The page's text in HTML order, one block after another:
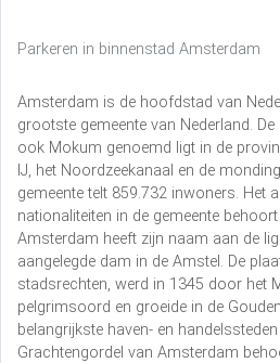
Parkeren in binnenstad Amsterdam
Amsterdam is de hoofdstad van
grootste gemeente van Nederland.
ook Mokum genoemd ligt in de
IJ, het Noordzeekanaal en de
gemeente telt 859.732 inwoners. Het
nationaliteiten in de gemeente
Amsterdam heeft zijn naam aan de
aangelegde dam in de Amstel. De
stadsrechten, werd in 1345 door het
pelgrimsoord en groeide in de
belangrijkste haven- en
Grachtengordel van Amsterdam